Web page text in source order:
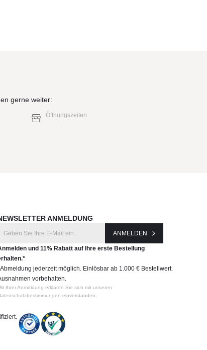
gerne weiter:
Öffnungszeiten
ANMELDUNG
ANMELDEN
und 11% Rabatt auf Ihre erste Bestellung
jederzeit möglich. Einlösbar ab 1.000 € Bestellwert.
vorbehalten.
Ihrer Anmeldung erklären Sie sich mit unseren
einverstanden.